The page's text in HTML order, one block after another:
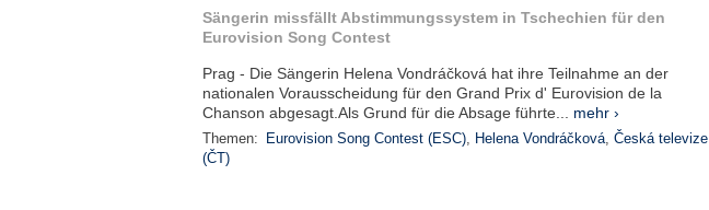
Sängerin missfällt Abstimmungssystem in Tschechien für den
Eurovision Song Contest
Prag - Die Sängerin Helena Vondráčková hat ihre Teilnahme an der
nationalen Vorausscheidung für den Grand Prix d' Eurovision de la
Chanson abgesagt.Als Grund für die Absage führte... mehr ›
Themen: Eurovision Song Contest (ESC), Helena Vondráčková, Česká televize
(ČT)